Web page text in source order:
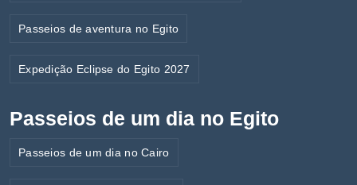
Passeios de aventura no Egito
Expedição Eclipse do Egito 2027
Passeios de um dia no Egito
Passeios de um dia no Cairo